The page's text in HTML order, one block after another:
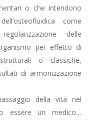
o che intendono
come
delle
per effetto di
o classiche,
di armonizzazione
della vita nel
essere un medico…